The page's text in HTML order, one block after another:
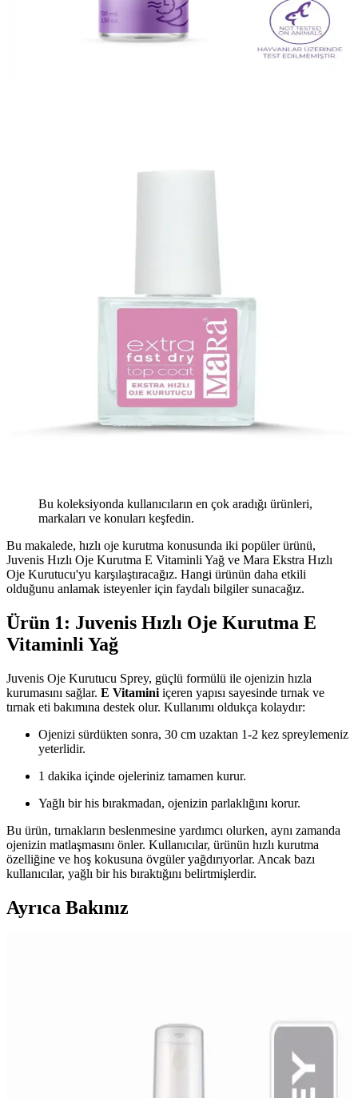
Bu koleksiyonda kullanıcıların en çok aradığı ürünleri,
markaları ve konuları keşfedin.
Bu makalede, hızlı oje kurutma konusunda iki popüler ürünü,
Juvenis Hızlı Oje Kurutma E Vitaminli Yağ ve Mara Ekstra Hızlı
Oje Kurutucu'yu karşılaştıracağız. Hangi ürünün daha etkili
olduğunu anlamak isteyenler için faydalı bilgiler sunacağız.
Ürün 1: Juvenis Hızlı Oje Kurutma E
Vitaminli Yağ
Juvenis Oje Kurutucu Sprey, güçlü formülü ile ojenizin hızla
kurumasını sağlar. E Vitamini içeren yapısı sayesinde tırnak ve
tırnak eti bakımına destek olur. Kullanımı oldukça kolaydır:
Ojenizi sürdükten sonra, 30 cm uzaktan 1-2 kez spreylemeniz
yeterlidir.
1 dakika içinde ojeleriniz tamamen kurur.
Yağlı bir his bırakmadan, ojenizin parlaklığını korur.
Bu ürün, tırnakların beslenmesine yardımcı olurken, aynı zamanda
ojenizin matlaşmasını önler. Kullanıcılar, ürünün hızlı kurutma
özelliğine ve hoş kokusuna övgüler yağdırıyorlar. Ancak bazı
kullanıcılar, yağlı bir his bıraktığını belirtmişlerdir.
Ayrıca Bakınız
arasında değişir. Hava koşulları ve ürün kalitesi bu süreyi etkiler.
İpuçlarıyla kuruma süresini hızlandırabilirsiniz.